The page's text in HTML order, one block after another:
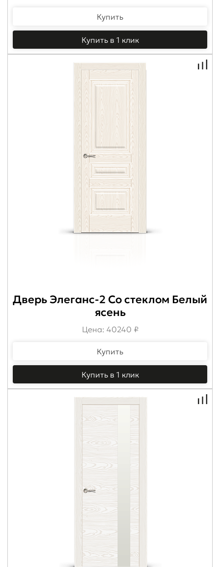
Купить
Купить в 1 клик
Дверь Элеганс-2 Со стеклом Белый
ясень
Цена: 40240 ₽
Купить
Купить в 1 клик